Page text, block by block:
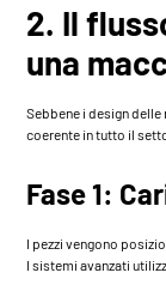
2. Il
una
Sebbene i design
coerente in tutto il
Fase 1:
I pezzi vengono
I sistemi avanzati